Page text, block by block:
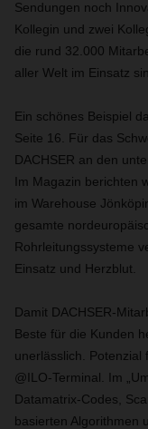
Sendungen noch
Kollegin und zwei
die rund 32.000
aller Welt im Einsatz
Ein schönes Beispiel
Seite 16. Für das
DACHSER an den
Im Magazin berichten
im Warehouse
gesamte
Rohrleitungssysteme
Einsatz und Herzblut.
Damit DACHSER-
Beste für die Kunden
unerlässlich. Potenzial
@ILO-Terminal. Im
Datamatrix-Codes,
basierten Algorithmen